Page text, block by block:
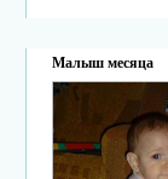
Малыш месяца